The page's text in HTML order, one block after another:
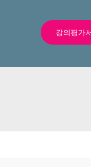
강의평가